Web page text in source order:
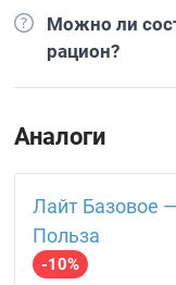
Можно ли
рацион?
Аналоги
Лайт Базовое —
Польза
-10%